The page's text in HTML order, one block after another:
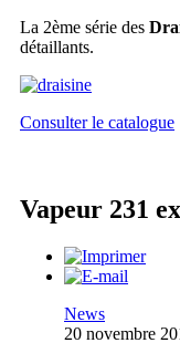
La 2ème série des
détaillants.
Consulter le catalogue
Vapeur 231
News
20 novembre